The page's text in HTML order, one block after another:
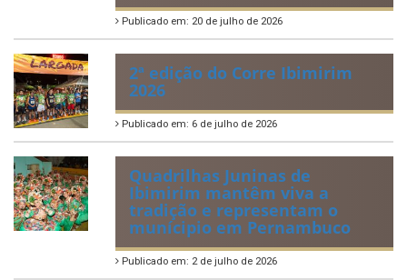
Publicado em: 20 de julho de 2026
2ª edição do Corre Ibimirim
2026
Publicado em: 6 de julho de 2026
Quadrilhas Juninas de
Ibimirim mantêm viva a
tradição e representam o
munícipio em Pernambuco
Publicado em: 2 de julho de 2026